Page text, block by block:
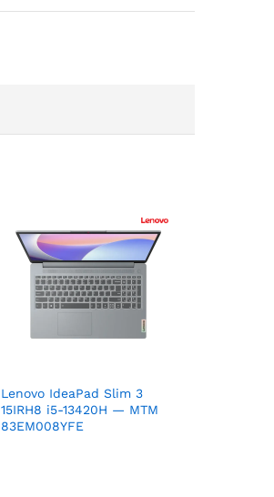
Lenovo IdeaPad Slim 3
15IRH8 i5-13420H — MTM
83EM008YFE